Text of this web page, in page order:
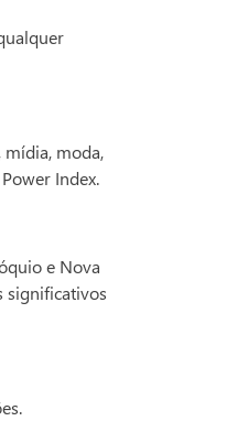
mídia, moda,
Index.
e Nova
significativos